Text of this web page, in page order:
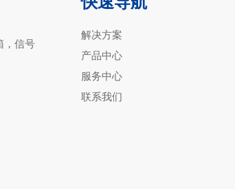
，信号
解决方案
产品中心
服务中心
联系我们